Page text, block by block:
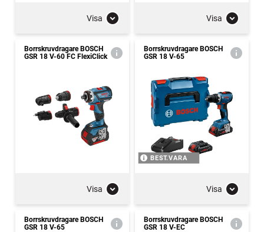
Visa Visa
Borrskruvdragare BOSCH
GSR 18 V-60 FC FlexiClick
Visa
Borrskruvdragare BOSCH
GSR 18 V-65
BEST.VARA
Visa
Borrskruvdragare BOSCH
GSR 18 V-65
Borrskruvdragare BOSCH
GSR 18 V-EC